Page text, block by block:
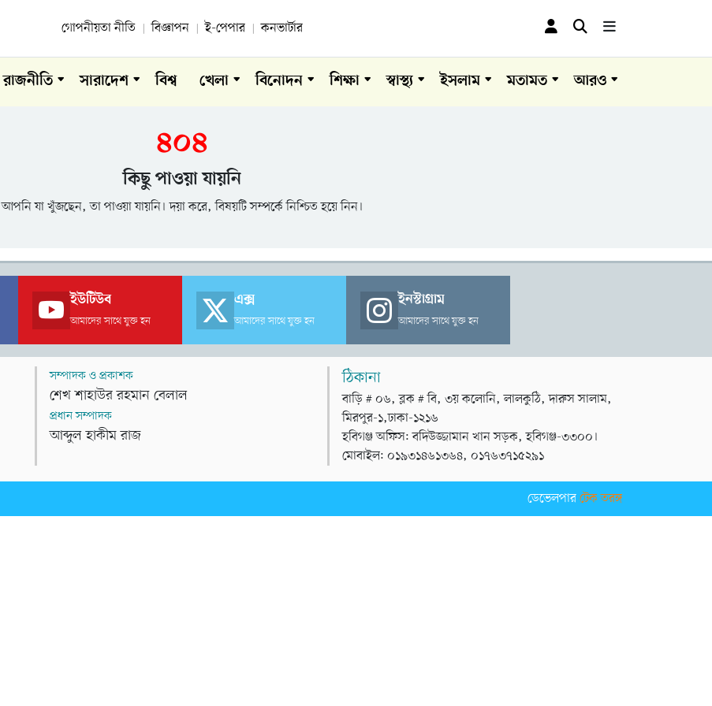
গোপনীয়তা নীতি বিজ্ঞাপন ই-পেপার কনভার্টার
রাজনীতি সারাদেশ বিশ্ব খেলা বিনোদন শিক্ষা স্বাস্থ্য ইসলাম মতামত আরও
৪০৪
কিছু পাওয়া যায়নি
আপনি যা খুঁজছেন, তা পাওয়া যায়নি। দয়া করে, বিষয়টি সম্পর্কে নিশ্চিত হয়ে নিন।
ইউটিউব
আমাদের সাথে যুক্ত হন
এক্স
আমাদের সাথে যুক্ত হন
ইনস্টাগ্রাম
আমাদের সাথে যুক্ত হন
সম্পাদক ও প্রকাশক
শেখ শাহাউর রহমান বেলাল
প্রধান সম্পাদক
আব্দুল হাকীম রাজ
ঠিকানা
বাড়ি # ০৬, ব্লক # বি, ৩য় কলোনি, লালকুঠি, দারুস সালাম,
মিরপুর-১,ঢাকা-১২১৬
হবিগঞ্জ অফিস: বদিউজ্জামান খান সড়ক, হবিগঞ্জ-৩৩০০।
মোবাইল: ০১৯৩১৪৬১৩৬৪, ০১৭৬৩৭১৫২৯১
ডেভেলপারটেক তরঙ্গ